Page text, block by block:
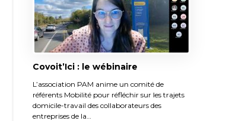
Covoit’Ici : le wébinaire
L’association PAM anime un comité de
référents Mobilité pour réfléchir sur les trajets
domicile-travail des collaborateurs des
entreprises de la…